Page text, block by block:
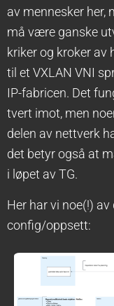
av mennesker her,
må være ganske
kriker og kroker av
til et VXLAN VNI
IP-fabricen. Det
tvert imot, men
delen av nettverk
det betyr også at
i løpet av TG.
Her har vi noe(!)
config/oppsett: